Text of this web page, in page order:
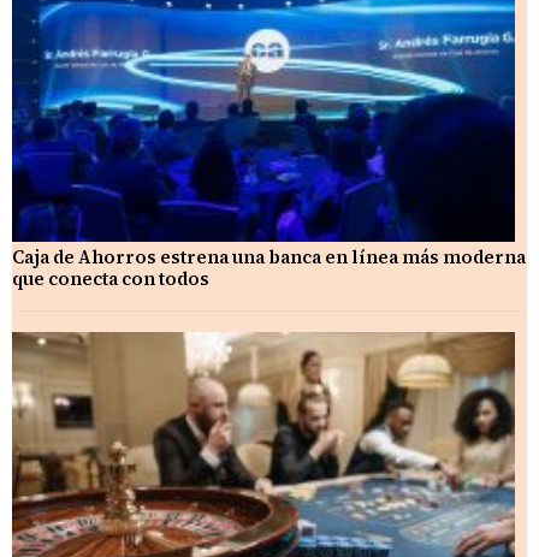
Caja de Ahorros estrena una banca en línea más moderna
que conecta con todos